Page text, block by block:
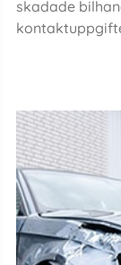
skadade